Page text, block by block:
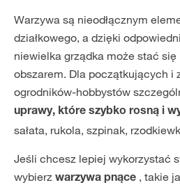
Warzywa są nieodłącznym
działkowego, a dzięki
niewielka grządka może stać
obszarem. Dla początkujących i
ogrodników-hobbystów
uprawy, które szybko rosną i
sałata, rukola, szpinak,
Jeśli chcesz lepiej wykorzystać
wybierz warzywa pnące , takie